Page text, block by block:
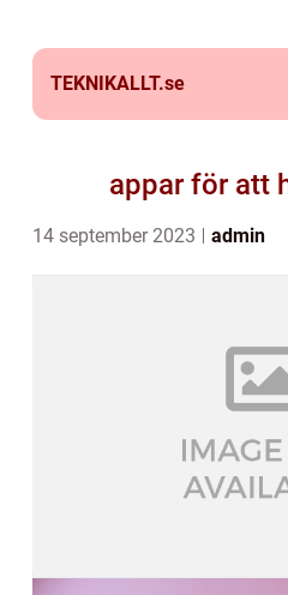
TEKNIKALLT.se
appar för att
14 september 2023 admin